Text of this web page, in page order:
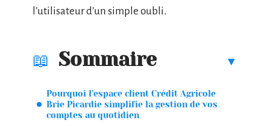
l’utilisateur d’un simple oubli.
Sommaire
Pourquoi l’espace client Crédit Agricole
Brie Picardie simplifie la gestion de vos
comptes au quotidien